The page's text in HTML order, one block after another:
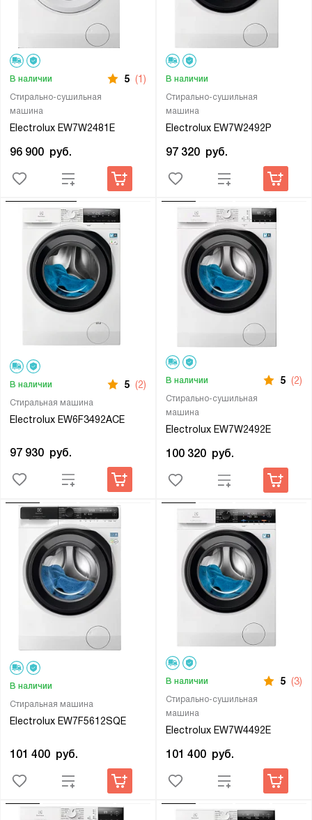
Стирально-сушильная
машина
Electrolux EW7W2481E
В наличии 5 (1)
96 900 руб.
Стирально-сушильная
машина
Electrolux EW7W2492P
В наличии
97 320 руб.
Стиральная машина
Electrolux EW6F3492ACE
В наличии 5 (2)
97 930 руб.
Стирально-сушильная
машина
Electrolux EW7W2492E
В наличии 5 (2)
100 320 руб.
Стиральная машина
Electrolux EW7F5612SQE
В наличии
101 400 руб.
Стирально-сушильная
машина
Electrolux EW7W4492E
В наличии 5 (3)
101 400 руб.